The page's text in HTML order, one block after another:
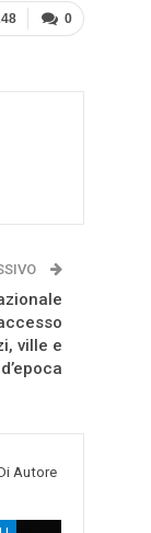
0
ville e
Autore